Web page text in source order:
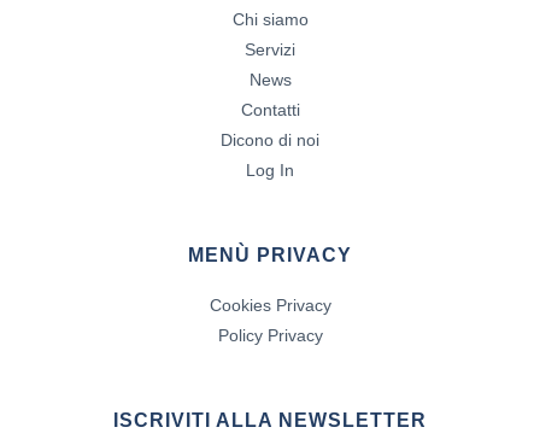
Chi siamo
Servizi
News
Contatti
Dicono di noi
Log In
MENÙ PRIVACY
Cookies Privacy
Policy Privacy
ISCRIVITI ALLA NEWSLETTER